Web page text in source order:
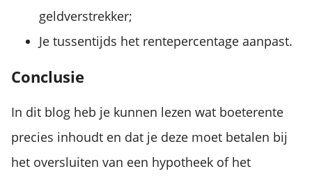
geldverstrekker;
Je tussentijds het rentepercentage aanpast.
Conclusie
In dit blog heb je kunnen lezen wat boeterente
precies inhoudt en dat je deze moet betalen bij
het oversluiten van een hypotheek of het